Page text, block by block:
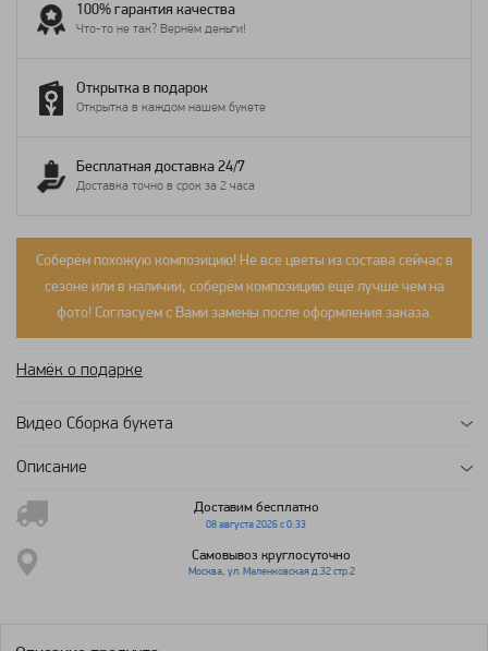
100% гарантия качества
Что-то не так? Вернём деньги!
Открытка в подарок
Открытка в каждом нашем букете
Бесплатная доставка 24/7
Доставка точно в срок за 2 часа
Соберём похожую композицию! Не все цветы из состава сейчас в
сезоне или в наличии, соберём композицию ещё лучше чем на
фото! Согласуем с Вами замены после оформления заказа.
Намёк о подарке
Видео Сборка букета
Описание
Доставим бесплатно
08 августа 2026 с 0:33
Самовывоз круглосуточно
Москва, ул. Маленковская д.32 стр.2